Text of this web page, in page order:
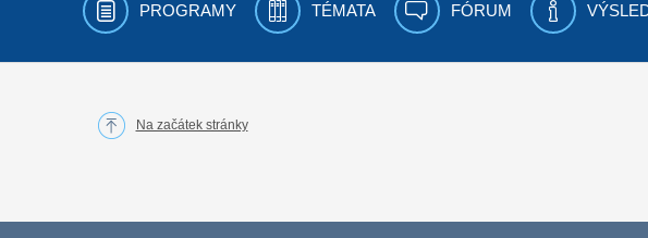
PROGRAMY TÉMATA FÓRUM
Na začátek stránky